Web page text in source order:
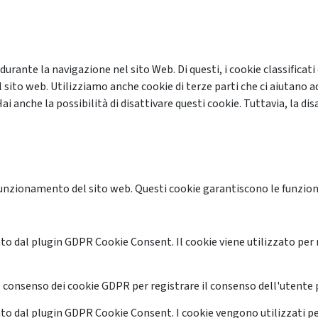
la navigazione nel sito Web. Di questi, i cookie
web. Utilizziamo anche cookie di terze parti che ci aiutano
anche la possibilità di disattivare questi cookie. Tuttavia, la
del sito web. Questi cookie garantiscono le
dal plugin GDPR Cookie Consent. Il cookie viene utilizzato
dei cookie GDPR per registrare il consenso
dal plugin GDPR Cookie Consent. I cookie vengono utilizzati